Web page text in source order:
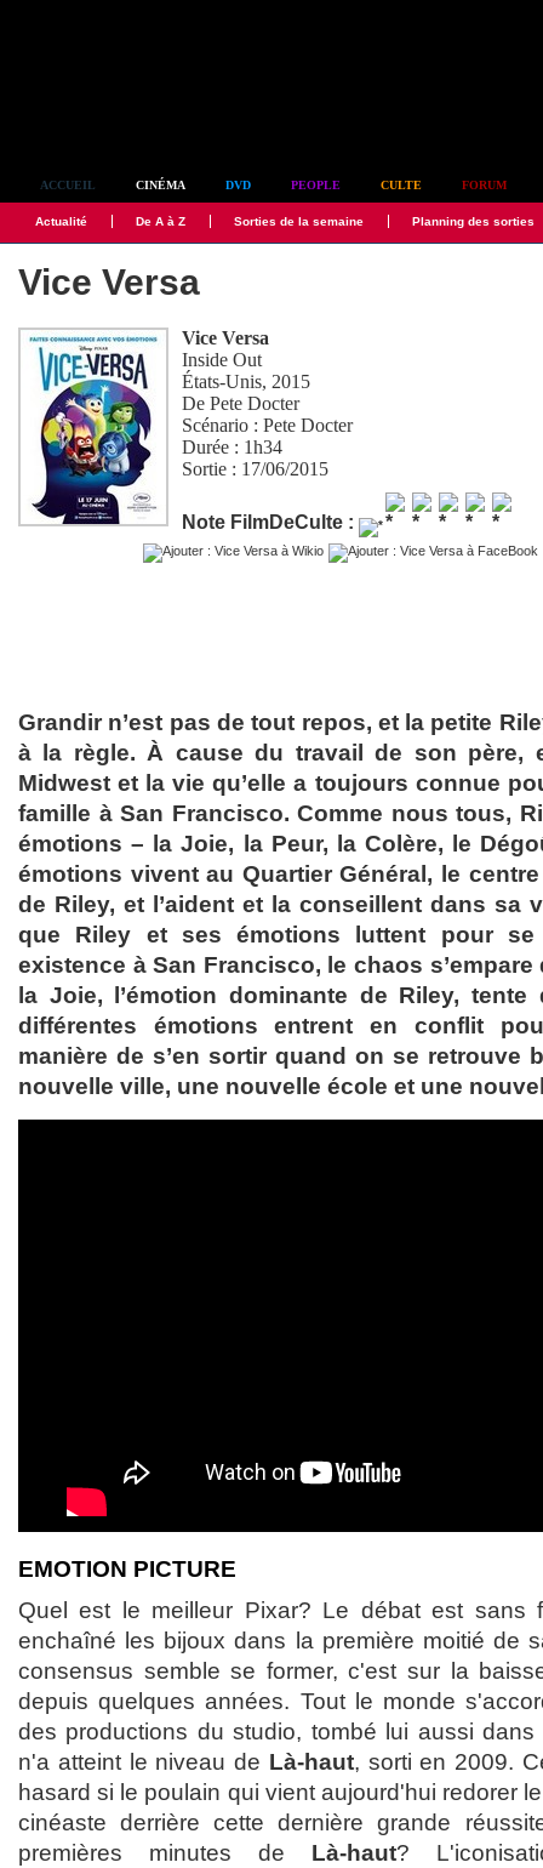
ACCUEIL CINÉMA DVD PEOPLE CULTE FORUM
Actualité De A à Z Sorties de la semaine Planning des sorties
Vice Versa
Vice Versa
Inside Out
États-Unis, 2015
DePete Docter
Scénario :Pete Docter
Durée : 1h34
Sortie : 17/06/2015
Note FilmDeCulte :
Grandir n’est pas de tout repos, et la petite
à la règle. À cause du travail de son père,
Midwest et la vie qu’elle a toujours connue
famille à San Francisco. Comme nous tous,
émotions – la Joie, la Peur, la Colère, le
émotions vivent au Quartier Général, le
de Riley, et l’aident et la conseillent dans sa
que Riley et ses émotions luttent pour
existence à San Francisco, le chaos s’empare
la Joie, l’émotion dominante de Riley,
différentes émotions entrent en conflit
manière de s’en sortir quand on se retrouve
nouvelle ville, une nouvelle école et une
EMOTION PICTURE
Quel est le meilleur Pixar? Le débat est sans
enchaîné les bijoux dans la première moitié de
consensus semble se former, c'est sur la
depuis quelques années. Tout le monde
des productions du studio, tombé lui aussi
n'a atteint le niveau de Là-haut, sorti en 2009.
hasard si le poulain qui vient aujourd'hui redorer
cinéaste derrière cette dernière grande
premières minutes de Là-haut?